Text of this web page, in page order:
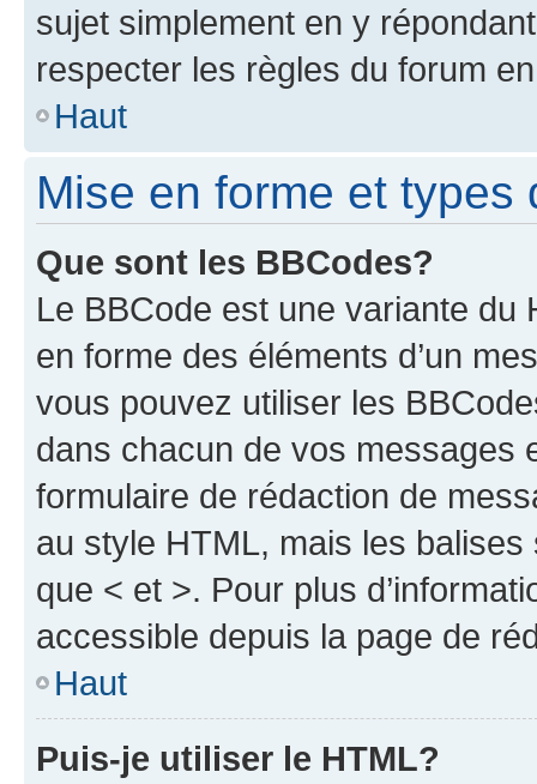
sujet simplement en y
respecter les règles du forum
Haut
Mise en forme et types
Que sont les BBCodes?
Le BBCode est une variante du
en forme des éléments d’un
vous pouvez utiliser les
dans chacun de vos messages
formulaire de rédaction de
au style HTML, mais les
que < et >. Pour plus
accessible depuis la page de
Haut
Puis-je utiliser le HTML?